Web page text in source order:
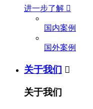
进一步了解 
国内案例
国外案例
关于我们 
关于我们